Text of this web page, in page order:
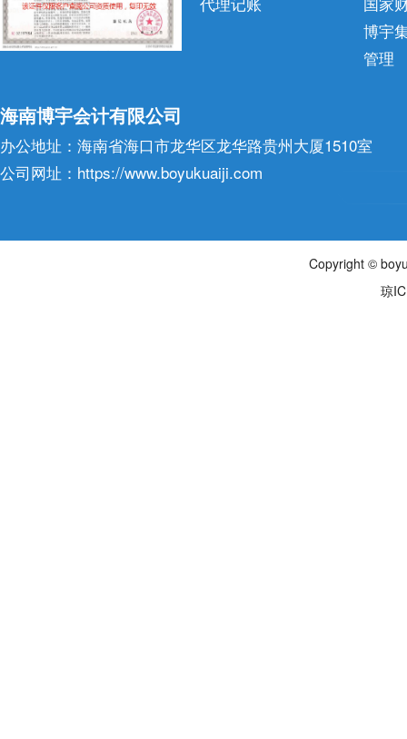
博宇
管理
海南博宇会计有限公司
办公地址：海南省海口市龙华区龙华路贵州大厦1510室
公司网址：https://www.boyukuaiji.com
Copyright ©
琼